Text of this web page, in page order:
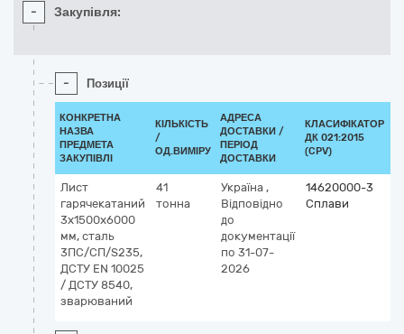
- Закупівля:
- Позиції
КОНКРЕТНА
НАЗВА
ПРЕДМЕТА
ЗАКУПІВЛІ
КІЛЬКІСТЬ
/
ОД.ВИМІРУ
АДРЕСА
ДОСТАВКИ /
ПЕРІОД
ДОСТАВКИ
КЛАСИФІКАТОР
ДК 021:2015
(CPV)
Лист
гарячекатаний
3x1500x6000
мм, сталь
3ПС/СП/S235,
ДСТУ EN 10025
/ ДСТУ 8540,
зварюваний
41
тонна
Україна ,
Відповідно
до
документації
по 31-07-
2026
14620000-3
Сплави